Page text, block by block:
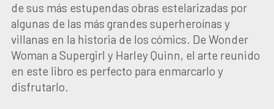
de sus más estupendas obras estelarizadas por
algunas de las más grandes superheroínas y
villanas en la historia de los cómics. De Wonder
Woman a Supergirl y Harley Quinn, el arte reunido
en este libro es perfecto para enmarcarlo y
disfrutarlo.